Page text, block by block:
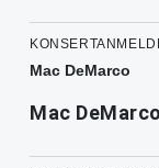
Mac DeMarco
Mac